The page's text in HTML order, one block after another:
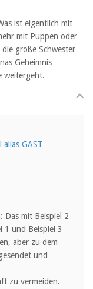
ist eigentlich mit
mit Puppen oder
große Schwester
Geheimnis
weitergeht.
alias GAST
Das mit Beispiel 2
1 und Beispiel 3
aber zu dem
und
zu vermeiden.